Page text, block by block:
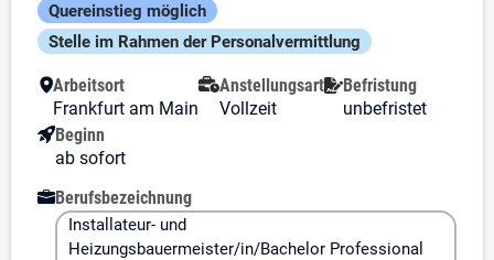
Quereinstieg möglich
Stelle im Rahmen der Personal­vermittlung
Arbeitsort
Frankfurt am Main
Anstellungsart
Vollzeit
Befristung
unbefristet
Beginn
ab sofort
Berufsbezeichnung
Installateur- und
Heizungsbauermeister/in/Bachelor Professional